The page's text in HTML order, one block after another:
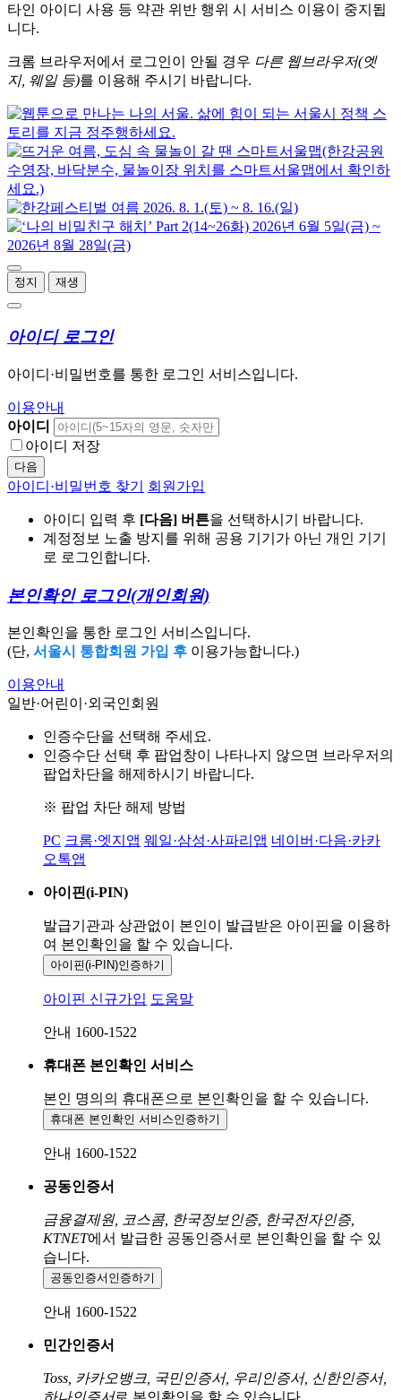
타인 아이디 사용 등 약관 위반 행위 시 서비스 이용이 중지됩
니다.
크롬 브라우저에서 로그인이 안될 경우 다른 웹브라우저(엣
지, 웨일 등)를 이용해 주시기 바랍니다.
정지 재생
아이디 로그인
아이디·비밀번호를 통한 로그인 서비스입니다.
이용안내
아이디
아이디 저장
다음
아이디·비밀번호 찾기 회원가입
아이디 입력 후 [다음] 버튼을 선택하시기 바랍니다.
계정정보 노출 방지를 위해 공용 기기가 아닌 개인 기기
로 로그인합니다.
본인확인 로그인(개인회원)
본인확인을 통한 로그인 서비스입니다.
(단, 서울시 통합회원 가입 후 이용가능합니다.)
이용안내
일반·어린이·외국인회원
인증수단을 선택해 주세요.
인증수단 선택 후 팝업창이 나타나지 않으면 브라우저의
팝업차단을 해제하시기 바랍니다.
※ 팝업 차단 해제 방법
PC 크롬·엣지앱 웨일·삼성·사파리앱 네이버·다음·카카
오톡앱
아이핀(i-PIN)
발급기관과 상관없이 본인이 발급받은 아이핀을 이용하
여 본인확인을 할 수 있습니다.
아이핀(i-PIN)인증하기
아이핀 신규가입 도움말
안내 1600-1522
휴대폰 본인확인 서비스
본인 명의의 휴대폰으로 본인확인을 할 수 있습니다.
휴대폰 본인확인 서비스인증하기
안내 1600-1522
공동인증서
금융결제원, 코스콤, 한국정보인증, 한국전자인증,
KTNET에서 발급한 공동인증서로 본인확인을 할 수 있
습니다.
공동인증서 인증하기
안내 1600-1522
민간인증서
Toss, 카카오뱅크, 국민인증서, 우리인증서, 신한인증서,